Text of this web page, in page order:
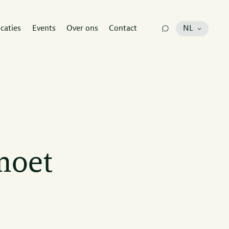
Events Over ons Contact NL